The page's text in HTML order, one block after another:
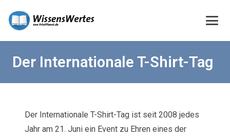
Der Internationale T-Shirt-Tag
Der Internationale T-Shirt-Tag ist seit 2008 jedes
Jahr am 21. Juni ein Event zu Ehren eines der